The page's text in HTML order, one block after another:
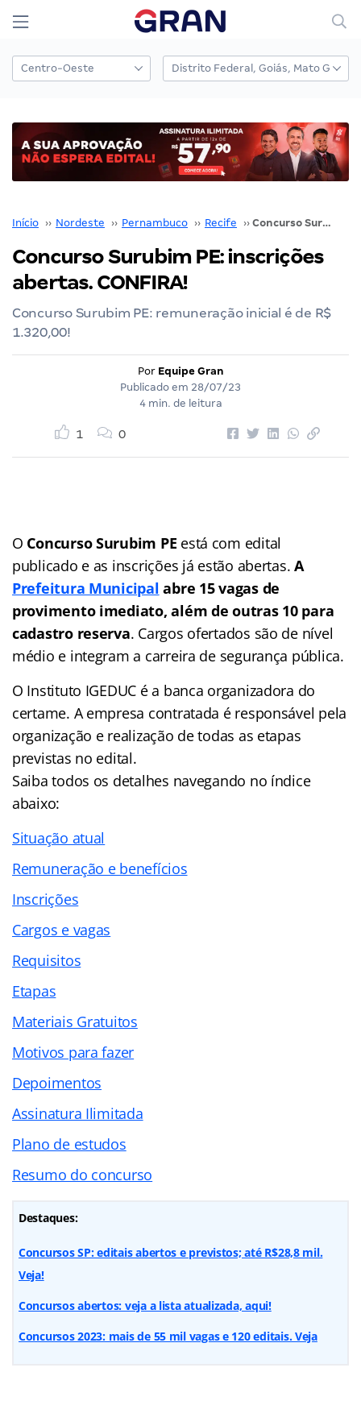
Início ›› Nordeste ›› Pernambuco ›› Recife ›› Concurso Surubim PE: inscrições abertas. CONFIRA!
Concurso Surubim PE: inscrições
abertas. CONFIRA!
Concurso Surubim PE: remuneração inicial é de R$
1.320,00!
Por Equipe Gran
Publicado em 28/07/23
4 min. de leitura
1 0
O Concurso Surubim PE está com edital
publicado e as inscrições já estão abertas.A
Prefeitura Municipal abre 15 vagas de
provimento imediato, além de outras 10 para
cadastro reserva. Cargos ofertados são de nível
médio e integram a carreira de segurança pública.
O Instituto IGEDUC é a banca organizadora do
certame. A empresa contratada é responsável pela
organização e realização de todas as etapas
previstas no edital.
Saiba todos os detalhes navegando no índice
abaixo:
Situação atual
Remuneração e benefícios
Inscrições
Cargos e vagas
Requisitos
Etapas
Materiais Gratuitos
Motivos para fazer
Depoimentos
Assinatura Ilimitada
Plano de estudos
Resumo do concurso
Destaques:
Concursos SP: editais abertos e previstos; até R$28,8 mil.
Veja!
Concursos abertos: veja a lista atualizada, aqui!
Concursos 2023: mais de 55 mil vagas e 120 editais. Veja